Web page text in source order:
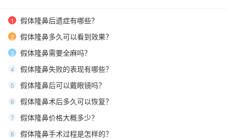
1 假体隆鼻后遗症有哪些？
2 假体隆鼻多久可以看到效果？
3 假体隆鼻需要全麻吗？
4 假体隆鼻失败的表现有哪些？
5 假体隆鼻后可以戴眼镜吗？
6 假体隆鼻术后多久可以恢复？
7 假体隆鼻价格大概多少？
8 假体隆鼻手术过程是怎样的？